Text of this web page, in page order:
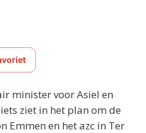
minister voor Asiel en
ziet in het plan om de
Emmen en het azc in Ter